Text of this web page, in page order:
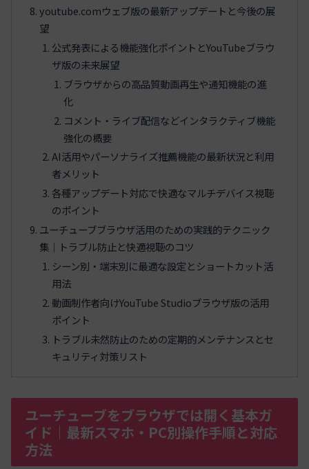
youtube.comウェブ版の最新アップデートと今後の展
望
公式発表による機能強化ポイントとYouTubeブラウ
ザ版の未来展望
ブラウザからの高品質動画再生や通知機能の進
化
コメント・ライブ配信などインタラクティブ機能
強化の概要
AI活用やパーソナライズ推薦機能の最新状況と利用
者メリット
各種アップデート対応で快適なマルチデバイス視聴
のポイント
ユーチューブブラウザ活用のための実践的テクニック
集｜トラブル防止と快適視聴のコツ
シーン別・端末別に最適な設定とショートカット活
用法
動画制作者向けYouTube Studioブラウザ版の活用
ポイント
トラブル未然防止のための定期的メンテナンスとセ
キュリティ対策リスト
ユーチューブをブラウザでは開く基本ガ
イド｜最新スマホ・PC別操作手順と対応
方法